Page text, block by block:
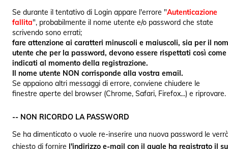
Se durante il tentativo di Login appare l'errore "Autenticazione
fallita", probabilmente il nome utente e/o password che state
scrivendo sono errati;
fare attenzione ai caratteri minuscoli e maiuscoli, sia per il
utente che per la password, devono essere rispettati così come
indicati al momento della registrazione.
Il nome utente NON corrisponde alla vostra email.
Se appaiono altri messaggi di errore, conviene chiudere le
finestre aperte del browser (Chrome, Safari, Firefox...) e riprovare.
-- NON RICORDO LA PASSWORD
Se ha dimenticato o vuole re-inserire una nuova password le
chiesto di fornire l'indirizzo e-mail con il quale ha registrato il